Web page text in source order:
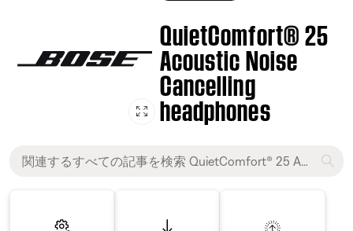
QuietComfort® 25
Acoustic Noise
Cancelling
headphones